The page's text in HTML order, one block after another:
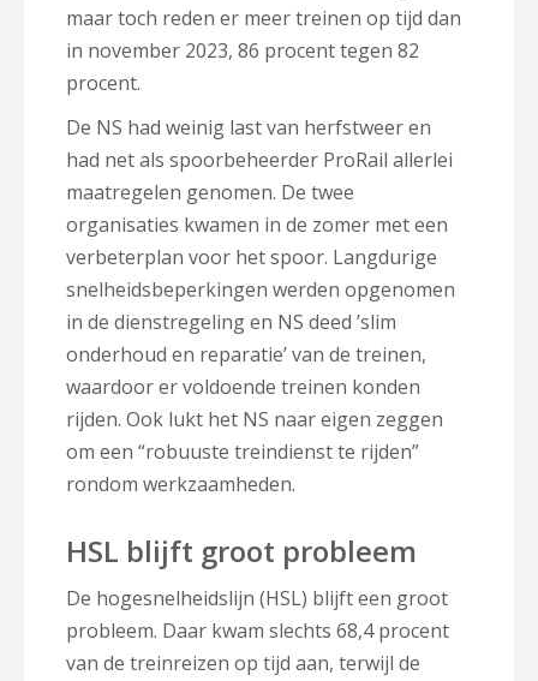
maar toch reden er meer treinen op tijd dan
in november 2023, 86 procent tegen 82
procent.
De NS had weinig last van herfstweer en
had net als spoorbeheerder ProRail allerlei
maatregelen genomen. De twee
organisaties kwamen in de zomer met een
verbeterplan voor het spoor. Langdurige
snelheidsbeperkingen werden opgenomen
in de dienstregeling en NS deed ’slim
onderhoud en reparatie’ van de treinen,
waardoor er voldoende treinen konden
rijden. Ook lukt het NS naar eigen zeggen
om een “robuuste treindienst te rijden”
rondom werkzaamheden.
HSL blijft groot probleem
De hogesnelheidslijn (HSL) blijft een groot
probleem. Daar kwam slechts 68,4 procent
van de treinreizen op tijd aan, terwijl de